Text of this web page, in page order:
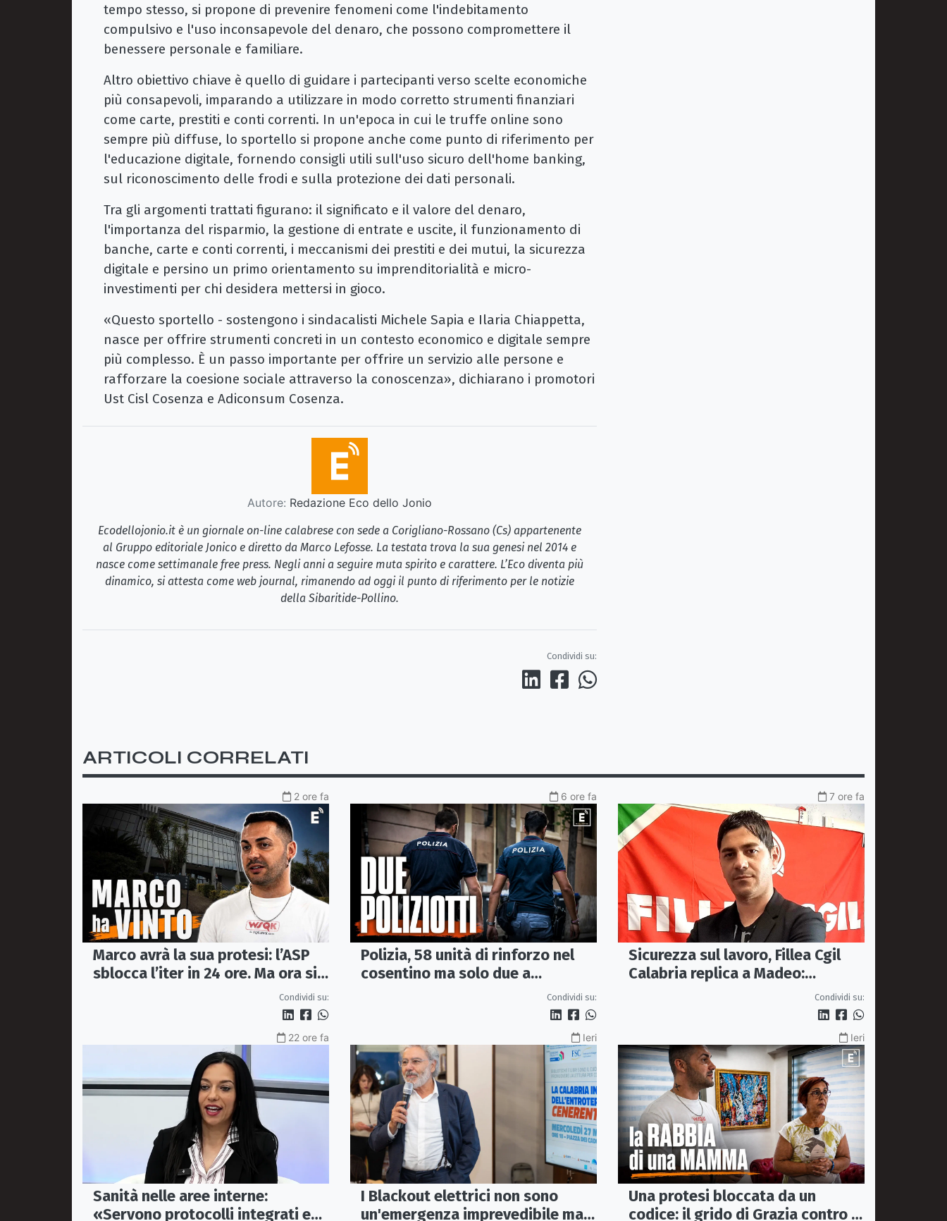
tempo stesso, si propone di prevenire fenomeni come l'indebitamento
compulsivo e l'uso inconsapevole del denaro, che possono compromettere il
benessere personale e familiare.
Altro obiettivo chiave è quello di guidare i partecipanti verso scelte economiche
più consapevoli, imparando a utilizzare in modo corretto strumenti finanziari
come carte, prestiti e conti correnti. In un'epoca in cui le truffe online sono
sempre più diffuse, lo sportello si propone anche come punto di riferimento per
l'educazione digitale, fornendo consigli utili sull'uso sicuro dell'home banking,
sul riconoscimento delle frodi e sulla protezione dei dati personali.
Tra gli argomenti trattati figurano: il significato e il valore del denaro,
l'importanza del risparmio, la gestione di entrate e uscite, il funzionamento di
banche, carte e conti correnti, i meccanismi dei prestiti e dei mutui, la sicurezza
digitale e persino un primo orientamento su imprenditorialità e micro-
investimenti per chi desidera mettersi in gioco.
«Questo sportello - sostengono i sindacalisti Michele Sapia e Ilaria Chiappetta,
nasce per offrire strumenti concreti in un contesto economico e digitale sempre
più complesso. È un passo importante per offrire un servizio alle persone e
rafforzare la coesione sociale attraverso la conoscenza», dichiarano i promotori
Ust Cisl Cosenza e Adiconsum Cosenza.
Autore: Redazione Eco dello Jonio
Ecodellojonio.it è un giornale on-line calabrese con sede a Corigliano-Rossano (Cs) appartenente
al Gruppo editoriale Jonico e diretto da Marco Lefosse. La testata trova la sua genesi nel 2014 e
nasce come settimanale free press. Negli anni a seguire muta spirito e carattere. L’Eco diventa più
dinamico, si attesta come web journal, rimanendo ad oggi il punto di riferimento per le notizie
della Sibaritide-Pollino.
Condividi su:
ARTICOLI CORRELATI
2 ore fa
Marco avrà la sua protesi: l’ASP
sblocca l’iter in 24 ore. Ma ora si
apre il caso dell’Ufficio ausiliCondividi su:
6 ore fa
Polizia, 58 unità di rinforzo nel
cosentino ma solo due a
Corigliano-Rossano e due aCondividi su:
7 ore fa
Sicurezza sul lavoro, Fillea Cgil
Calabria replica a Madeo:
«Servono controlli, non incentivi
Condividi su:
22 ore fa
Sanità nelle aree interne:
«Servono protocolli integrati e
Ieri
I Blackout elettrici non sono
un'emergenza imprevedibile ma
Ieri
Una protesi bloccata da un
codice: il grido di Grazia contro la